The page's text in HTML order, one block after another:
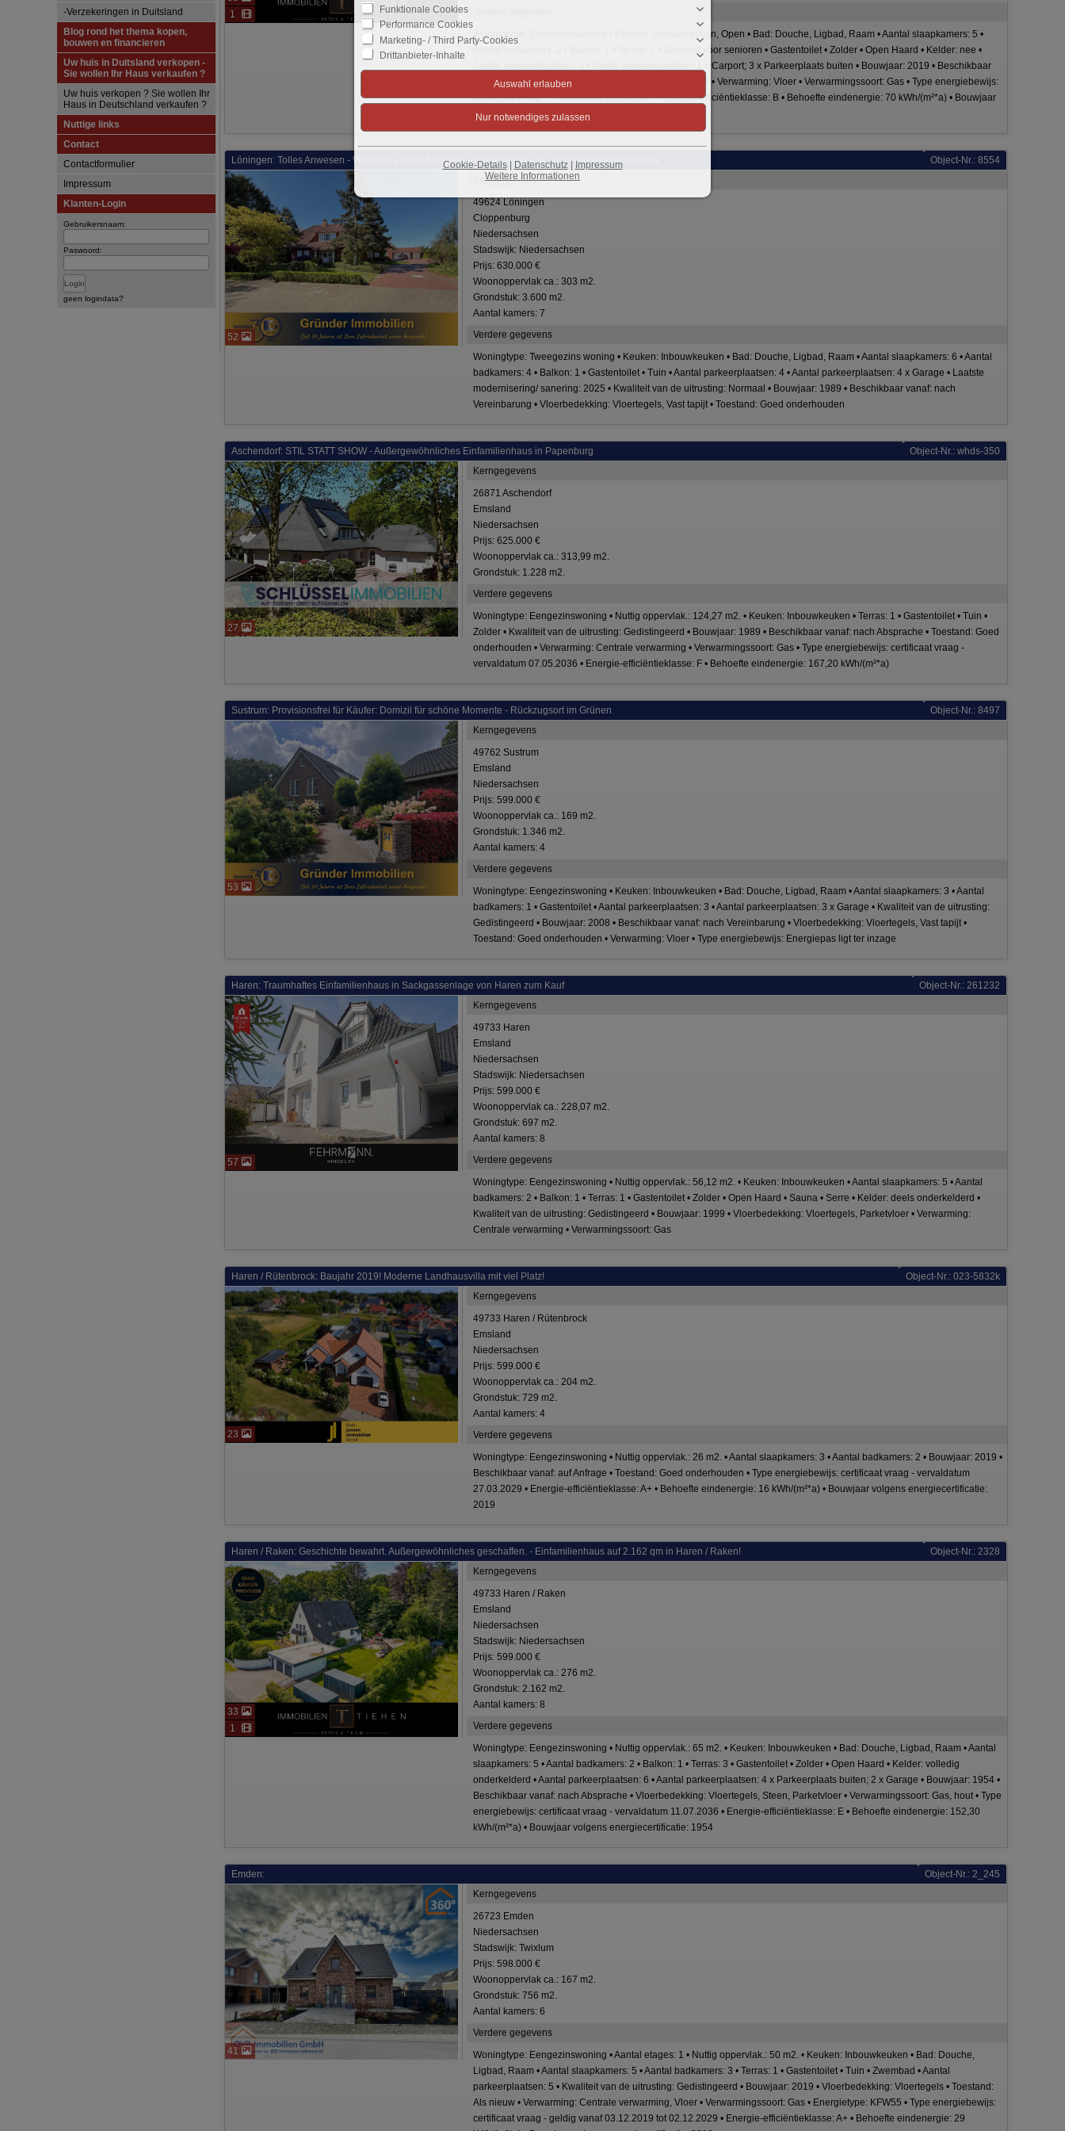
-Verzekeringen in Duitsland
Blog rond het thema kopen,
bouwen en financieren
Uw huis in Duitsland verkopen -
Sie wollen Ihr Haus verkaufen ?
Uw huis verkopen ? Sie wollen Ihr
Haus in Deutschland verkaufen ?
Nuttige links
Contact
Contactformulier
Impressum
Klanten-Login
Gebruikersnaam:
Paswoord:
geen logindata?
1
Woningtype: Eengezinswoning • Keuken: Inbouwkeuken, Open • Bad: Douche, Ligbad, Raam • Aantal slaapkamers: 5 •
Aantal badkamers: 2 • Balkon: 1 • Terras: 1 • Geschikt voor senioren • Gastentoilet • Zolder • Open Haard • Kelder: nee •
Aantal parkeerplaatsen: 4 • Aantal parkeerplaatsen: 1 x Carport; 3 x Parkeerplaats buiten • Bouwjaar: 2019 • Beschikbaar
vanaf: sofort • Vloerbedekking: Vloertegels, Parketvloer • Verwarming: Vloer • Verwarmingssoort: Gas • Type energiebewijs:
certificaat vraag - vervaldatum 10.06.2036 • Energie-efficiëntieklasse: B • Behoefte eindenergie: 70 kWh/(m²*a) • Bouwjaar
volgens energiecertificatie: 2019
Löningen: Tolles Anwesen - Wohnen, Leben, Entfalten – auf einem bis zu 10 ha großem Grundstück Object-Nr.: 8554
52
Kerngegevens
49624 Löningen
Cloppenburg
Niedersachsen
Stadswijk: Niedersachsen
Prijs: 630.000 €
Woonoppervlak ca.: 303 m2.
Grondstuk: 3.600 m2.
Aantal kamers: 7
Verdere gegevens
Woningtype: Tweegezins woning • Keuken: Inbouwkeuken • Bad: Douche, Ligbad, Raam • Aantal slaapkamers: 6 • Aantal
badkamers: 4 • Balkon: 1 • Gastentoilet • Tuin • Aantal parkeerplaatsen: 4 • Aantal parkeerplaatsen: 4 x Garage • Laatste
modernisering/ sanering: 2025 • Kwaliteit van de uitrusting: Normaal • Bouwjaar: 1989 • Beschikbaar vanaf: nach
Vereinbarung • Vloerbedekking: Vloertegels, Vast tapijt • Toestand: Goed onderhouden
Aschendorf: STIL STATT SHOW - Außergewöhnliches Einfamilienhaus in Papenburg Object-Nr.: whds-350
27
Kerngegevens
26871 Aschendorf
Emsland
Niedersachsen
Prijs: 625.000 €
Woonoppervlak ca.: 313,99 m2.
Grondstuk: 1.228 m2.
Verdere gegevens
Woningtype: Eengezinswoning • Nuttig oppervlak.: 124,27 m2. • Keuken: Inbouwkeuken • Terras: 1 • Gastentoilet • Tuin •
Zolder • Kwaliteit van de uitrusting: Gedistingeerd • Bouwjaar: 1989 • Beschikbaar vanaf: nach Absprache • Toestand: Goed
onderhouden • Verwarming: Centrale verwarming • Verwarmingssoort: Gas • Type energiebewijs: certificaat vraag -
vervaldatum 07.05.2036 • Energie-efficiëntieklasse: F • Behoefte eindenergie: 167,20 kWh/(m²*a)
Sustrum: Provisionsfrei für Käufer: Domizil für schöne Momente - Rückzugsort im Grünen Object-Nr.: 8497
53
Kerngegevens
49762 Sustrum
Emsland
Niedersachsen
Prijs: 599.000 €
Woonoppervlak ca.: 169 m2.
Grondstuk: 1.346 m2.
Aantal kamers: 4
Verdere gegevens
Woningtype: Eengezinswoning • Keuken: Inbouwkeuken • Bad: Douche, Ligbad, Raam • Aantal slaapkamers: 3 • Aantal
badkamers: 1 • Gastentoilet • Aantal parkeerplaatsen: 3 • Aantal parkeerplaatsen: 3 x Garage • Kwaliteit van de uitrusting:
Gedistingeerd • Bouwjaar: 2008 • Beschikbaar vanaf: nach Vereinbarung • Vloerbedekking: Vloertegels, Vast tapijt •
Toestand: Goed onderhouden • Verwarming: Vloer • Type energiebewijs: Energiepas ligt ter inzage
Haren: Traumhaftes Einfamilienhaus in Sackgassenlage von Haren zum Kauf Object-Nr.: 261232
57
Kerngegevens
49733 Haren
Emsland
Niedersachsen
Stadswijk: Niedersachsen
Prijs: 599.000 €
Woonoppervlak ca.: 228,07 m2.
Grondstuk: 697 m2.
Aantal kamers: 8
Verdere gegevens
Woningtype: Eengezinswoning • Nuttig oppervlak.: 56,12 m2. • Keuken: Inbouwkeuken • Aantal slaapkamers: 5 • Aantal
badkamers: 2 • Balkon: 1 • Terras: 1 • Gastentoilet • Zolder • Open Haard • Sauna • Serre • Kelder: deels onderkelderd •
Kwaliteit van de uitrusting: Gedistingeerd • Bouwjaar: 1999 • Vloerbedekking: Vloertegels, Parketvloer • Verwarming:
Centrale verwarming • Verwarmingssoort: Gas
Haren / Rütenbrock: Baujahr 2019! Moderne Landhausvilla mit viel Platz! Object-Nr.: 023-5832k
23
Kerngegevens
49733 Haren / Rütenbrock
Emsland
Niedersachsen
Prijs: 599.000 €
Woonoppervlak ca.: 204 m2.
Grondstuk: 729 m2.
Aantal kamers: 4
Verdere gegevens
Woningtype: Eengezinswoning • Nuttig oppervlak.: 26 m2. • Aantal slaapkamers: 3 • Aantal badkamers: 2 • Bouwjaar: 2019 •
Beschikbaar vanaf: auf Anfrage • Toestand: Goed onderhouden • Type energiebewijs: certificaat vraag - vervaldatum
27.03.2029 • Energie-efficiëntieklasse: A+ • Behoefte eindenergie: 16 kWh/(m²*a) • Bouwjaar volgens energiecertificatie:
2019
Haren / Raken: Geschichte bewahrt. Außergewöhnliches geschaffen. - Einfamilienhaus auf 2.162 qm in Haren / Raken! Object-Nr.: 2328
1
33
Kerngegevens
49733 Haren / Raken
Emsland
Niedersachsen
Stadswijk: Niedersachsen
Prijs: 599.000 €
Woonoppervlak ca.: 276 m2.
Grondstuk: 2.162 m2.
Aantal kamers: 8
Verdere gegevens
Woningtype: Eengezinswoning • Nuttig oppervlak.: 65 m2. • Keuken: Inbouwkeuken • Bad: Douche, Ligbad, Raam • Aantal
slaapkamers: 5 • Aantal badkamers: 2 • Balkon: 1 • Terras: 3 • Gastentoilet • Zolder • Open Haard • Kelder: volledig
onderkelderd • Aantal parkeerplaatsen: 6 • Aantal parkeerplaatsen: 4 x Parkeerplaats buiten; 2 x Garage • Bouwjaar: 1954 •
Beschikbaar vanaf: nach Absprache • Vloerbedekking: Vloertegels, Steen, Parketvloer • Verwarmingssoort: Gas, hout • Type
energiebewijs: certificaat vraag - vervaldatum 11.07.2036 • Energie-efficiëntieklasse: E • Behoefte eindenergie: 152,30
kWh/(m²*a) • Bouwjaar volgens energiecertificatie: 1954
Emden: Object-Nr.: 2_245
41
Kerngegevens
26723 Emden
Niedersachsen
Stadswijk: Twixlum
Prijs: 598.000 €
Woonoppervlak ca.: 167 m2.
Grondstuk: 756 m2.
Aantal kamers: 6
Verdere gegevens
Woningtype: Eengezinswoning • Aantal etages: 1 • Nuttig oppervlak.: 50 m2. • Keuken: Inbouwkeuken • Bad: Douche,
Ligbad, Raam • Aantal slaapkamers: 5 • Aantal badkamers: 3 • Terras: 1 • Gastentoilet • Tuin • Zwembad • Aantal
parkeerplaatsen: 5 • Kwaliteit van de uitrusting: Gedistingeerd • Bouwjaar: 2019 • Vloerbedekking: Vloertegels • Toestand:
Als nieuw • Verwarming: Centrale verwarming, Vloer • Verwarmingssoort: Gas • Energietype: KFW55 • Type energiebewijs:
certificaat vraag - geldig vanaf 03.12.2019 tot 02.12.2029 • Energie-efficiëntieklasse: A+ • Behoefte eindenergie: 29
Funktionale Cookies
Performance Cookies
Marketing- / Third Party-Cookies
Drittanbieter-Inhalte
Cookie-Details| Datenschutz|
Impressum
Weitere Informationen
Es werden nur die technisch notwendigen Cookies zugelassen und
Drittanbieter-Inhalte.
Sie können Ihre Cookie-Einstellung jederzeit hier ändern:
Cookie-Details| Datenschutz|Impressum
zurück